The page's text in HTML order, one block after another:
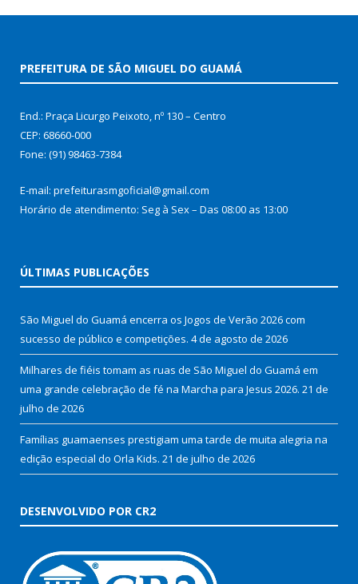
PREFEITURA DE SÃO MIGUEL DO GUAMÁ
End.: Praça Licurgo Peixoto, nº 130 – Centro
CEP: 68660-000
Fone: (91) 98463-7384
E-mail: prefeiturasmgoficial@gmail.com
Horário de atendimento: Seg à Sex – Das 08:00 as 13:00
ÚLTIMAS PUBLICAÇÕES
São Miguel do Guamá encerra os Jogos de Verão 2026 com
sucesso de público e competições. 4 de agosto de 2026
Milhares de fiéis tomam as ruas de São Miguel do Guamá em
uma grande celebração de fé na Marcha para Jesus 2026. 21 de
julho de 2026
Famílias guamaenses prestigiam uma tarde de muita alegria na
edição especial do Orla Kids. 21 de julho de 2026
DESENVOLVIDO POR CR2